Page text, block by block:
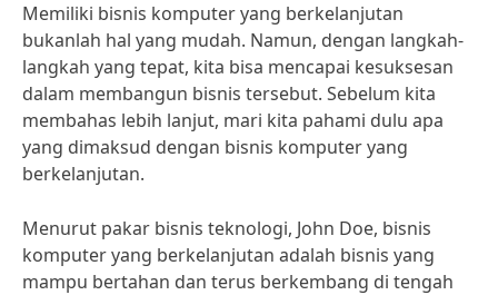
Memiliki bisnis komputer yang berkelanjutan
bukanlah hal yang mudah. Namun, dengan langkah-
langkah yang tepat, kita bisa mencapai kesuksesan
dalam membangun bisnis tersebut. Sebelum kita
membahas lebih lanjut, mari kita pahami dulu apa
yang dimaksud dengan bisnis komputer yang
berkelanjutan.
Menurut pakar bisnis teknologi, John Doe, bisnis
komputer yang berkelanjutan adalah bisnis yang
mampu bertahan dan terus berkembang di tengah